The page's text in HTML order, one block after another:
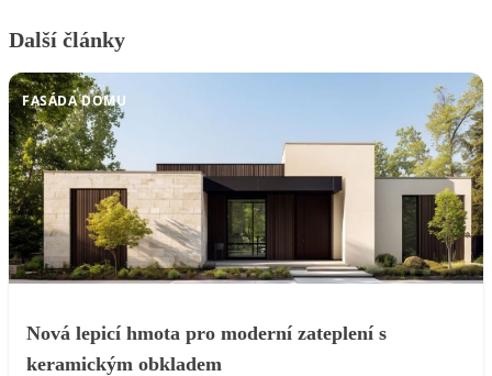
Další články
FASÁDA DOMU
Nová lepicí hmota pro moderní zateplení s
keramickým obkladem